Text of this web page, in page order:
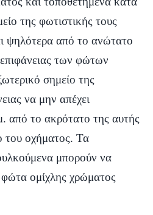
της φωτιστικής τους
ψηλότερα από το ανώτατο
των φώτων
σημείο της
να μην απέχει
από το ακρότατο της αυτής
του οχήματος. Τα
μπορούν να
ομίχλης χρώματος